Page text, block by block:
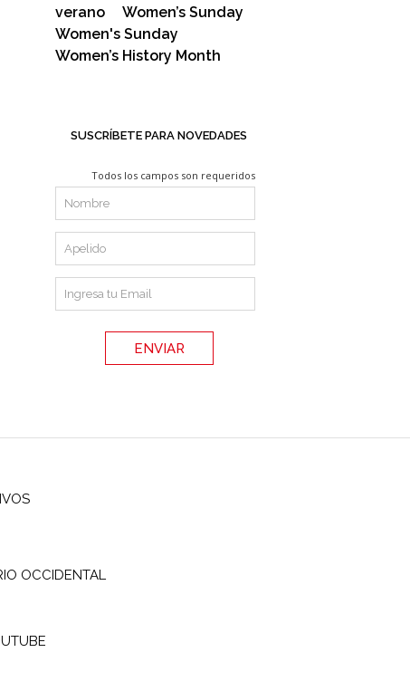
verano
Women’s Sunday
Women's Sunday
Women’s History Month
SUSCRÍBETE PARA NOVEDADES
Todos los campos son requeridos
OCCIDENTAL